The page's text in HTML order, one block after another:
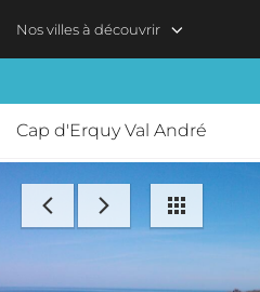
Nos villes à découvrir
Cap d'Erquy Val André